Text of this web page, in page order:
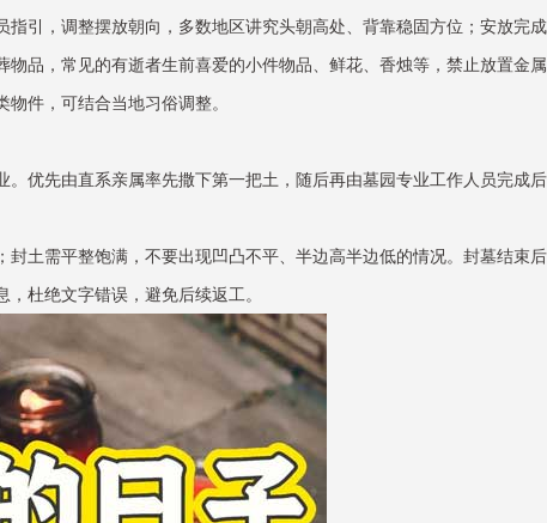
引，调整摆放朝向，多数地区讲究头朝高处、背靠稳固方位；安放完成
品，常见的有逝者生前喜爱的小件物品、鲜花、香烛等，禁止放置金
件，可结合当地习俗调整。
优先由直系亲属率先撒下第一把土，随后再由墓园专业工作人员完成
土需平整饱满，不要出现凹凸不平、半边高半边低的情况。封墓结束
杜绝文字错误，避免后续返工。